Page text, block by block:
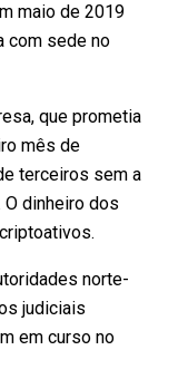
maio de 2019
com sede no
que prometia
mês de
terceiros sem a
dinheiro dos
norte-
judiciais
em curso no